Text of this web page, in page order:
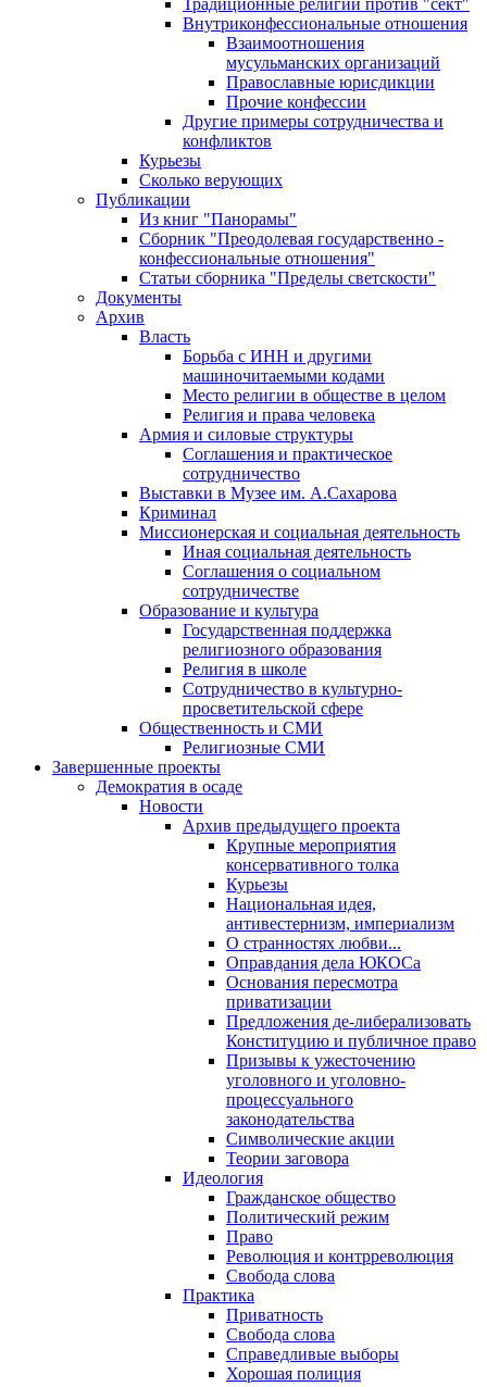
Традиционные религии против "сект"
Внутриконфессиональные отношения
Взаимоотношения
мусульманских организаций
Православные юрисдикции
Прочие конфессии
Другие примеры сотрудничества и
конфликтов
Курьезы
Сколько верующих
Публикации
Из книг "Панорамы"
Сборник "Преодолевая государственно -
конфессиональные отношения"
Статьи сборника "Пределы светскости"
Документы
Архив
Власть
Борьба с ИНН и другими
машиночитаемыми кодами
Место религии в обществе в целом
Религия и права человека
Армия и силовые структуры
Соглашения и практическое
сотрудничество
Выставки в Музее им. А.Сахарова
Криминал
Миссионерская и социальная деятельность
Иная социальная деятельность
Соглашения о социальном
сотрудничестве
Образование и культура
Государственная поддержка
религиозного образования
Религия в школе
Сотрудничество в культурно-
просветительской сфере
Общественность и СМИ
Религиозные СМИ
Завершенные проекты
Демократия в осаде
Новости
Архив предыдущего проекта
Крупные мероприятия
консервативного толка
Курьезы
Национальная идея,
антивестернизм, империализм
О странностях любви...
Оправдания дела ЮКОСа
Основания пересмотра
приватизации
Предложения де-либерализовать
Конституцию и публичное право
Призывы к ужесточению
уголовного и уголовно-
процессуального
законодательства
Символические акции
Теории заговора
Идеология
Гражданское общество
Политический режим
Право
Революция и контрреволюция
Свобода слова
Практика
Приватность
Свобода слова
Справедливые выборы
Хорошая полиция